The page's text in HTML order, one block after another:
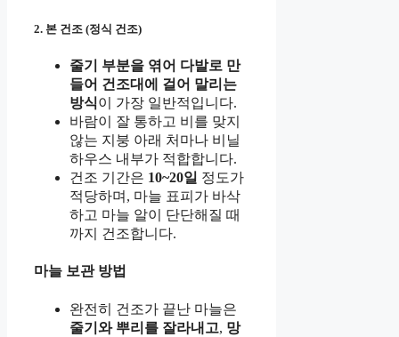
2. 본 건조 (정식 건조)
줄기 부분을 엮어 다발로 만
들어 건조대에 걸어 말리는
방식이 가장 일반적입니다.
바람이 잘 통하고 비를 맞지
않는 지붕 아래 처마나 비닐
하우스 내부가 적합합니다.
건조 기간은 10~20일 정도가
적당하며, 마늘 표피가 바삭
하고 마늘 알이 단단해질 때
까지 건조합니다.
마늘 보관 방법
완전히 건조가 끝난 마늘은
줄기와 뿌리를 잘라내고, 망